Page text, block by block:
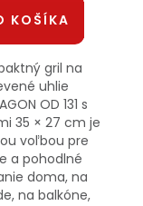
KOŠÍKA
gril na
uhlie
OD 131 s
35 × 27 cm je
voľbou pre
a pohodlné
doma, na
na balkóne,